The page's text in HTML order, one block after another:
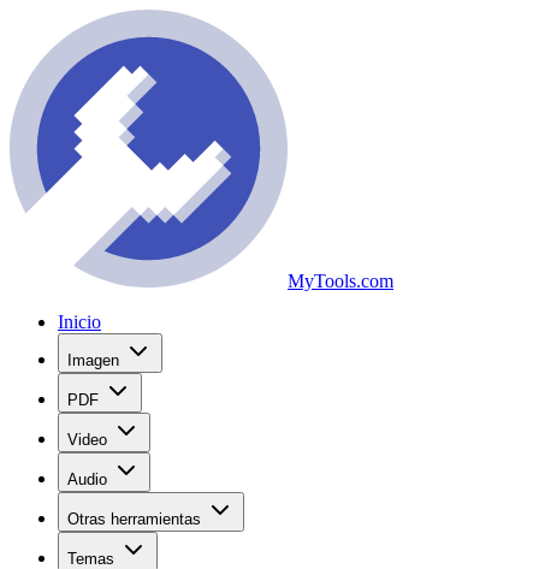
MyTools.com
Inicio
Imagen
PDF
Video
Audio
Otras herramientas
Temas